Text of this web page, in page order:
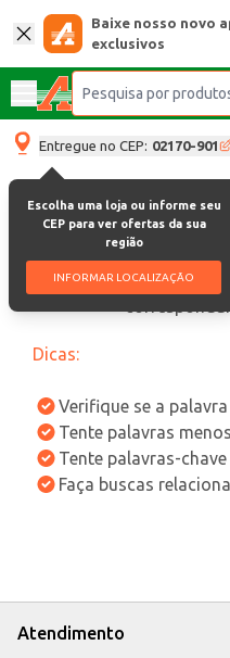
Baixe nosso novo
exclusivos
Entregue no CEP: 02170-901
Escolha uma loja ou informe seu
CEP para ver ofertas da sua
região
INFORMAR LOCALIZAÇÃO
oops, não
Dicas:
Verifique se a
Tente palavras
Tente palavras-
Faça buscas
Atendimento